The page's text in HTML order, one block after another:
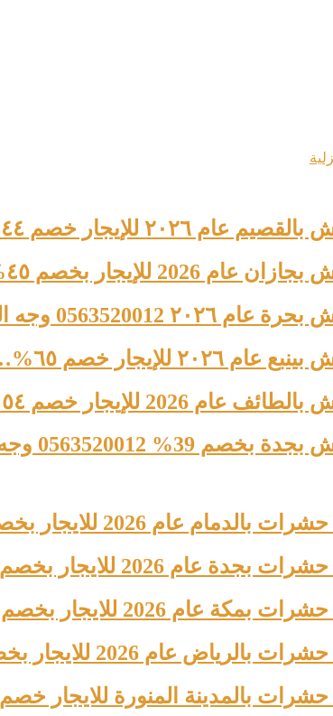
للإيجار خصم ٤٤%…
للإيجار بخصم ٤٥%…
وجه السعادة
خصم ٦٥%…
للإيجار خصم ٥٤%…
وجه السعادة
عام 2026 للايجار بخصم 45%…
2026 للايجار بخصم 45%…
2026 للايجار بخصم 45%…
عام 2026 للايجار بخصم 45%…
بالمدينة المنورة للايجار خصم 45% وجه…